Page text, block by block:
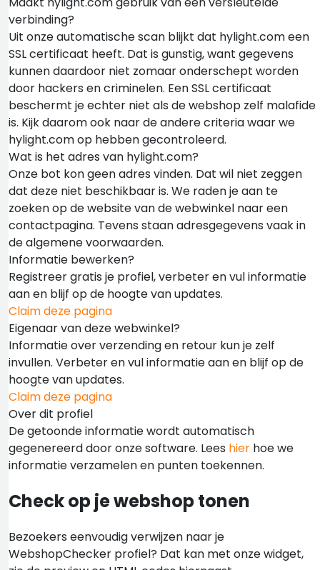
verbinding?
Uit onze automatische scan blijkt dat hylight.com een
SSL certificaat heeft. Dat is gunstig, want gegevens
kunnen daardoor niet zomaar onderschept worden
door hackers en criminelen. Een SSL certificaat
beschermt je echter niet als de webshop zelf malafide
is. Kijk daarom ook naar de andere criteria waar we
hylight.com op hebben gecontroleerd.
Wat is het adres van hylight.com?
Onze bot kon geen adres vinden. Dat wil niet zeggen
dat deze niet beschikbaar is. We raden je aan te
zoeken op de website van de webwinkel naar een
contactpagina. Tevens staan adresgegevens vaak in
de algemene voorwaarden.
Informatie bewerken?
Registreer gratis je profiel, verbeter en vul informatie
aan en blijf op de hoogte van updates.
Claim deze pagina
Eigenaar van deze webwinkel?
Informatie over verzending en retour kun je zelf
invullen. Verbeter en vul informatie aan en blijf op de
hoogte van updates.
Claim deze pagina
Over dit profiel
De getoonde informatie wordt automatisch
gegenereerd door onze software. Lees hier hoe we
informatie verzamelen en punten toekennen.
Check op je webshop tonen
Bezoekers eenvoudig verwijzen naar je
WebshopChecker profiel? Dat kan met onze widget,